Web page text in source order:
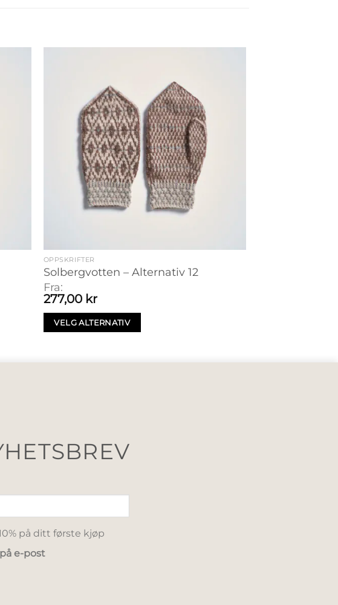
OPPSKRIFTER
Solbergvotten – Alternativ 12
Fra:
277,00 kr
VELG ALTERNATIV
på ditt første kjøp
e-post